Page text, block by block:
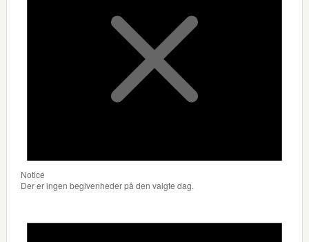
Notice
Der er ingen begivenheder på den valgte dag.